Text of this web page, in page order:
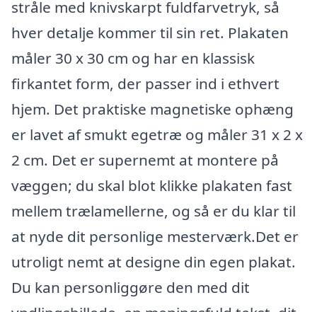
stråle med knivskarpt fuldfarvetryk, så
hver detalje kommer til sin ret. Plakaten
måler 30 x 30 cm og har en klassisk
firkantet form, der passer ind i ethvert
hjem. Det praktiske magnetiske ophæng
er lavet af smukt egetræ og måler 31 x 2 x
2 cm. Det er supernemt at montere på
væggen; du skal blot klikke plakaten fast
mellem trælamellerne, og så er du klar til
at nyde dit personlige mesterværk.Det er
utroligt nemt at designe din egen plakat.
Du kan personliggøre den med dit